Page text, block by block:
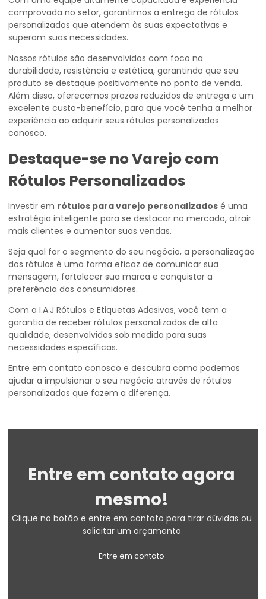
comprovada no setor, garantimos a entrega de rótulos
personalizados que atendem às suas expectativas e
superam suas necessidades.
Nossos rótulos são desenvolvidos com foco na
durabilidade, resistência e estética, garantindo que seu
produto se destaque positivamente no ponto de venda.
Além disso, oferecemos prazos reduzidos de entrega e um
excelente custo-benefício, para que você tenha a melhor
experiência ao adquirir seus rótulos personalizados
conosco.
Destaque-se no Varejo com
Rótulos Personalizados
Investir em rótulos para varejo personalizados é uma
estratégia inteligente para se destacar no mercado, atrair
mais clientes e aumentar suas vendas.
Seja qual for o segmento do seu negócio, a personalização
dos rótulos é uma forma eficaz de comunicar sua
mensagem, fortalecer sua marca e conquistar a
preferência dos consumidores.
Com a I.A.J Rótulos e Etiquetas Adesivas, você tem a
garantia de receber rótulos personalizados de alta
qualidade, desenvolvidos sob medida para suas
necessidades específicas.
Entre em contato conosco e descubra como podemos
ajudar a impulsionar o seu negócio através de rótulos
personalizados que fazem a diferença.
Entre em contato agora
mesmo!
Clique no botão e entre em contato para tirar dúvidas ou
solicitar um orçamento
Entre em contato